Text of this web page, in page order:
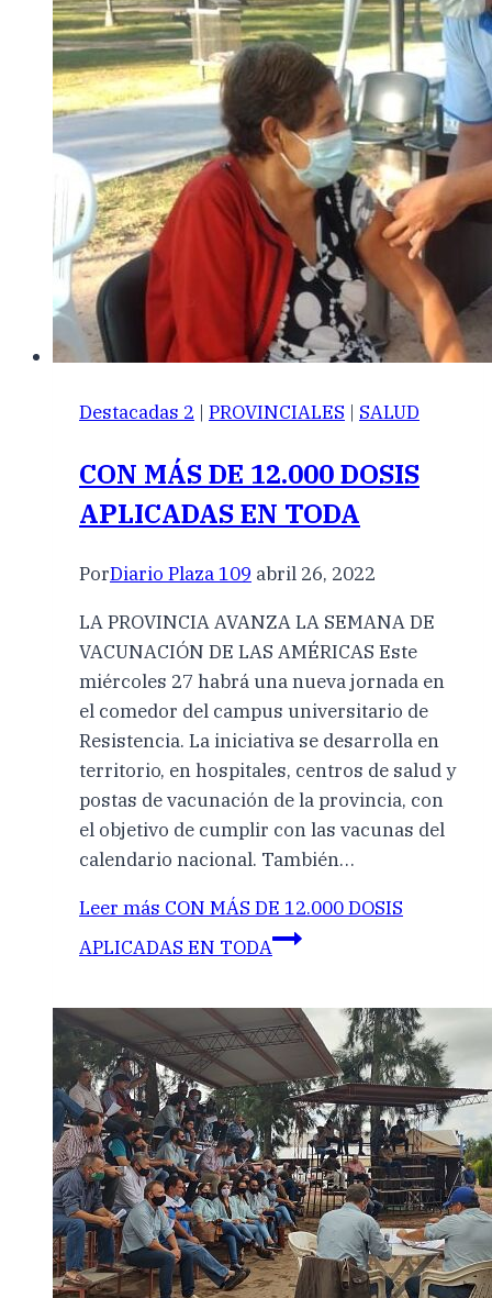
Destacadas 2 | PROVINCIALES | SALUD
CON MÁS DE 12.000 DOSIS
APLICADAS EN TODA
PorDiario Plaza 109 abril 26, 2022
LA PROVINCIA AVANZA LA SEMANA DE
VACUNACIÓN DE LAS AMÉRICAS Este
miércoles 27 habrá una nueva jornada en
el comedor del campus universitario de
Resistencia. La iniciativa se desarrolla en
territorio, en hospitales, centros de salud y
postas de vacunación de la provincia, con
el objetivo de cumplir con las vacunas del
calendario nacional. También…
Leer más CON MÁS DE 12.000 DOSIS
APLICADAS EN TODA